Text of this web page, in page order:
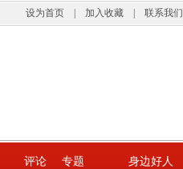
设为首页 加入收藏 联系我们
评论 专题 身边好人